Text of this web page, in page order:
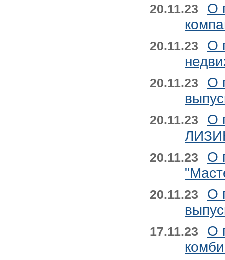
20.11.23
О
20.11.23
О
20.11.23
О
20.11.23
О
20.11.23
О
20.11.23
О
17.11.23
О